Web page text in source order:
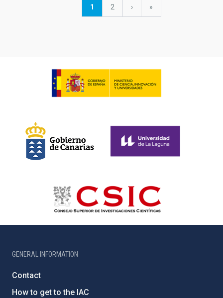
Current
1 Page
2
Next
›
last
»
GENERAL INFORMATION
Contact
How to get to the IAC